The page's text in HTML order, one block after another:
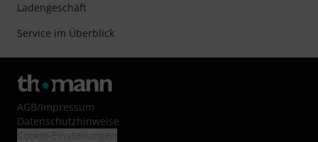
Ladengeschäft
Service im Überblick
AGB/Impressum
Datenschutzhinweise